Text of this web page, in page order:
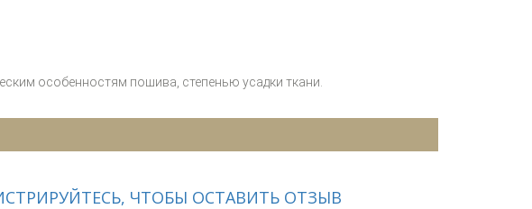
особенностям пошива, степенью усадки ткани.
ЧТОБЫ ОСТАВИТЬ ОТЗЫВ